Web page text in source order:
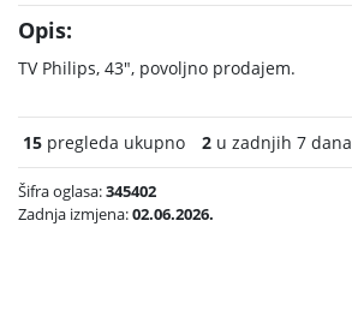
Opis:
TV Philips, 43", povoljno prodajem.
15 pregleda ukupno 2 u zadnjih 7 dana
Šifra oglasa:345402
Zadnja izmjena:02.06.2026.